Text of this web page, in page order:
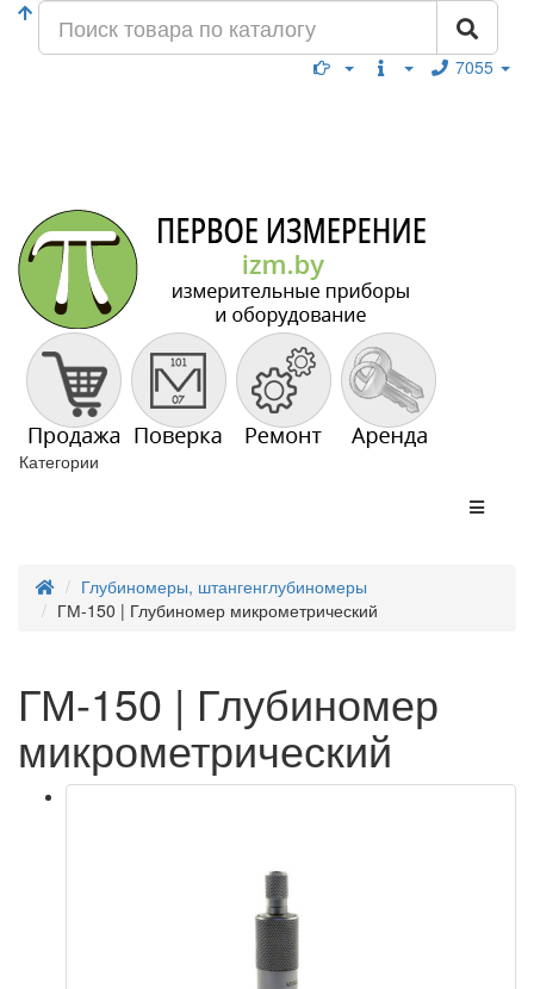
7055
Категории
Глубиномеры, штангенглубиномеры
ГМ-150 | Глубиномер микрометрический
ГМ-150 | Глубиномер
микрометрический